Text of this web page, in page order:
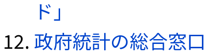
ド」
政府統計の総合窓口